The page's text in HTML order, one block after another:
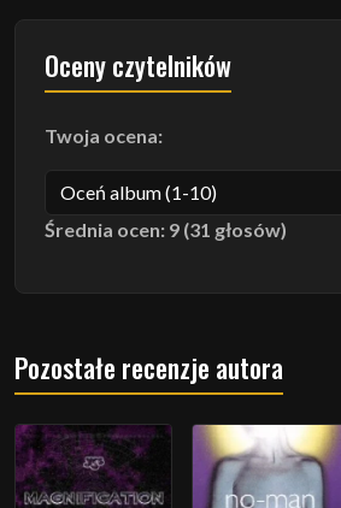
Oceny czytelników
Twoja ocena:
Średnia ocen: 9 (31 głosów)
Pozostałe recenzje autora